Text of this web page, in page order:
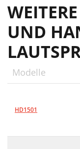
UND
Modelle
HD1501